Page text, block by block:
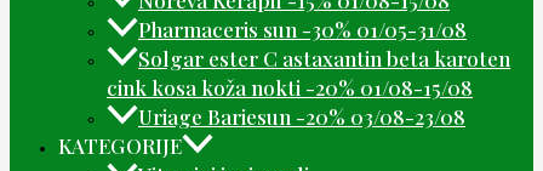
Pharmaceris sun -30% 01/05-31/08
Solgar ester C astaxantin beta karoten
cink kosa koža nokti -20% 01/08-15/08
Uriage Bariesun -20% 03/08-23/08
KATEGORIJE